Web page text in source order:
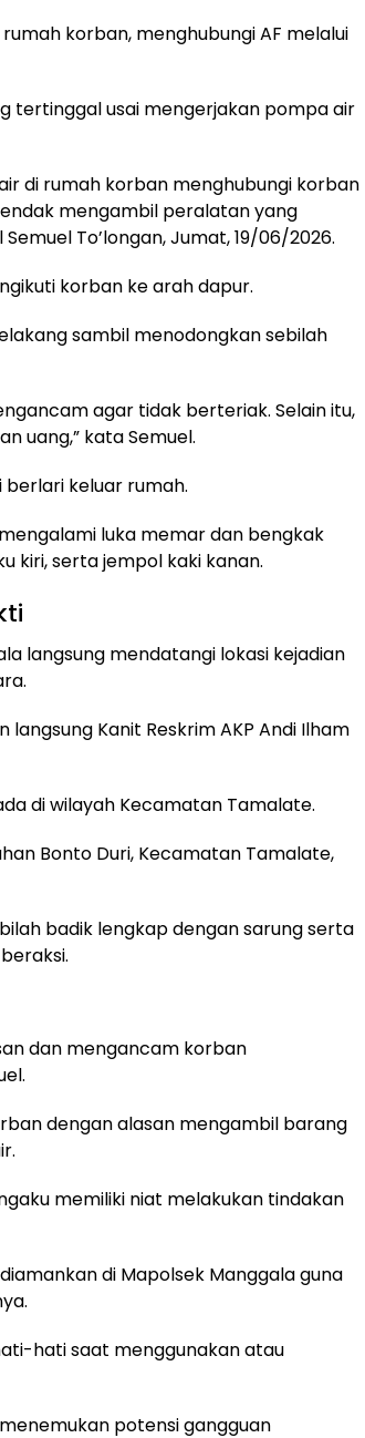
korban, menghubungi AF melalui
tertinggal usai mengerjakan pompa air
di rumah korban menghubungi korban
mengambil peralatan yang
To’longan, Jumat, 19/06/2026.
korban ke arah dapur.
sambil menodongkan sebilah
agar tidak berteriak. Selain itu,
uang,” kata Semuel.
keluar rumah.
luka memar dan bengkak
kiri, serta jempol kaki kanan.
langsung mendatangi lokasi kejadian
Kanit Reskrim AKP Andi Ilham
di wilayah Kecamatan Tamalate.
Bonto Duri, Kecamatan Tamalate,
badik lengkap dengan sarung serta
dan mengancam korban
dengan alasan mengambil barang
memiliki niat melakukan tindakan
di Mapolsek Manggala guna
hati saat menggunakan atau
potensi gangguan